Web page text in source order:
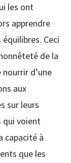
les ont
apprendre
Ceci
de la
d’une
aux
sur leurs
qui voient
capacité à
que les